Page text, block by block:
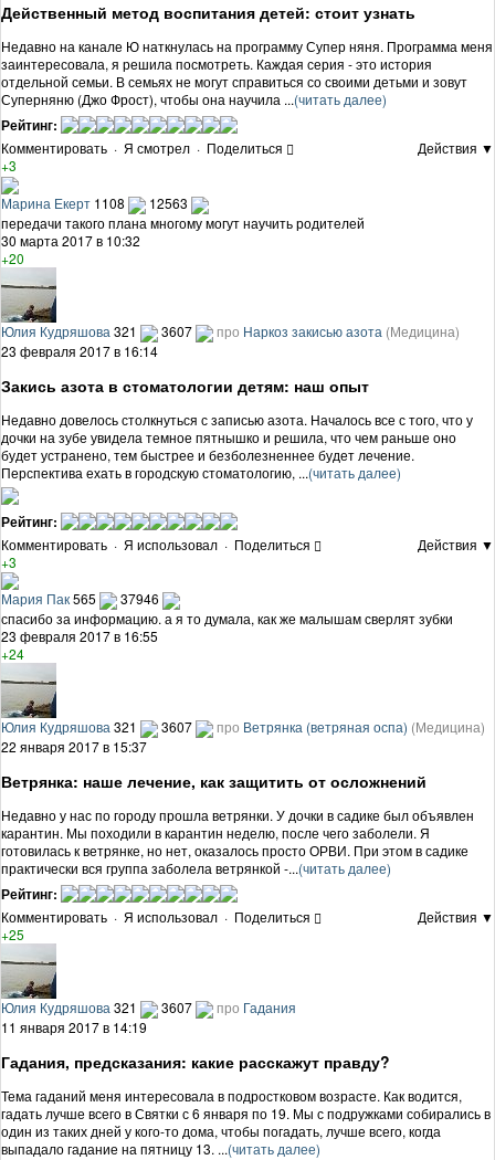
Действенный метод воспитания детей: стоит узнать
Недавно на канале Ю наткнулась на программу Супер няня. Программа меня
заинтересовала, я решила посмотреть. Каждая серия - это история
отдельной семьи. В семьях не могут справиться со своими детьми и зовут
Суперняню (Джо Фрост), чтобы она научила ...(читать далее)
Рейтинг:
Комментировать · Я смотрел · Поделиться
Действия ▼
+3
Марина Екерт 1108
12563
передачи такого плана многому могут научить родителей
30 марта 2017 в 10:32
+20
Юлия Кудряшова 321 3607 про Наркоз закисью азота (Медицина)
23 февраля 2017 в 16:14
Закись азота в стоматологии детям: наш опыт
Недавно довелось столкнуться с записью азота. Началось все с того, что у
дочки на зубе увидела темное пятнышко и решила, что чем раньше оно
будет устранено, тем быстрее и безболезненнее будет лечение.
Перспектива ехать в городскую стоматологию, ...(читать далее)
Рейтинг:
Комментировать · Я использовал · Поделиться
Действия ▼
+3
Мария Пак565
37946
спасибо за информацию. а я то думала, как же малышам сверлят зубки
23 февраля 2017 в 16:55
+24
Юлия Кудряшова 321 3607 про Ветрянка (ветряная оспа) (Медицина)
22 января 2017 в 15:37
Ветрянка: наше лечение, как защитить от осложнений
Недавно у нас по городу прошла ветрянки. У дочки в садике был объявлен
карантин. Мы походили в карантин неделю, после чего заболели. Я
готовилась к ветрянке, но нет, оказалось просто ОРВИ. При этом в садике
практически вся группа заболела ветрянкой -...(читать далее)
Рейтинг:
Комментировать · Я использовал · Поделиться
Действия ▼
+25
Юлия Кудряшова 321 3607 про Гадания
11 января 2017 в 14:19
Гадания, предсказания: какие расскажут правду?
Тема гаданий меня интересовала в подростковом возрасте. Как водится,
гадать лучше всего в Святки с 6 января по 19. Мы с подружками собирались в
один из таких дней у кого-то дома, чтобы погадать, лучше всего, когда
выпадало гадание на пятницу 13. ...(читать далее)